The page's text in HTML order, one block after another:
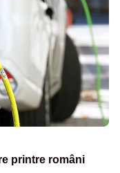
printre români